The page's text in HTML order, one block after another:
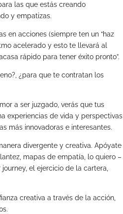
las que estás creando
y empatizas.
en acciones (siempre ten un “haz
acelerado y esto te llevará al
rápido para tener éxito pronto”.
¿para que te contratan los
a ser juzgado, verás que tus
experiencias de vida y perspectivas
más innovadoras e interesantes.
divergente y creativa. Apóyate
mapas de empatía, lo quiero –
el ejercicio de la cartera,
creativa a través de la acción,